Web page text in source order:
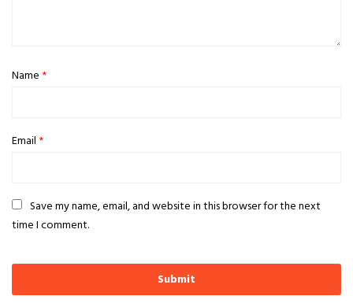
Name *
Email *
Save my name, email, and website in this browser for the next
time I comment.